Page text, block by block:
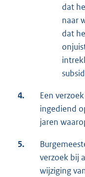
dat
naar
dat
4.
Een
ingediend
jaren
5.
verzoek bij
wijziging